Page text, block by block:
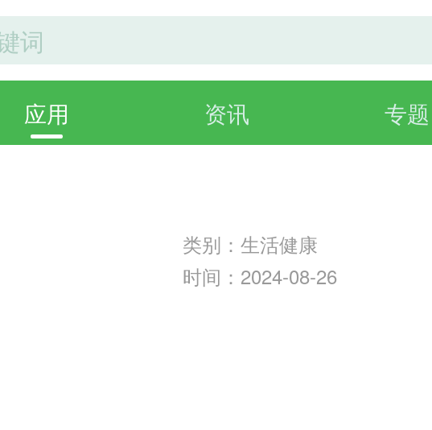
应用 资讯 专题
类别：生活健康
时间：2024-08-26